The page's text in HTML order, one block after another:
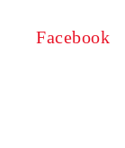
Facebook